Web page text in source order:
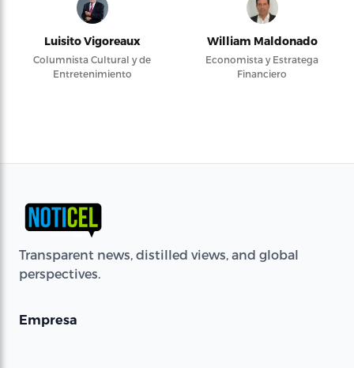
Luisito Vigoreaux
Columnista Cultural y de
Entretenimiento
William Maldonado
Economista y Estratega
Financiero
Transparent news, distilled views, and global
perspectives.
Empresa